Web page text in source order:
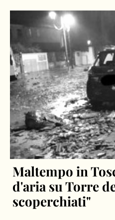
Maltempo in
d'aria su Torre
scoperchiati"